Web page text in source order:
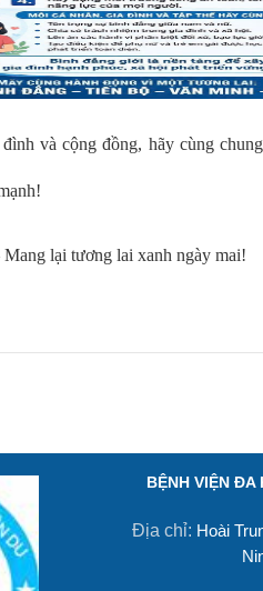
và cộng đồng, hãy cùng
lại tương lai xanh ngày mai!
BỆNH VIỆN ĐA
Địa chỉ: Hoài